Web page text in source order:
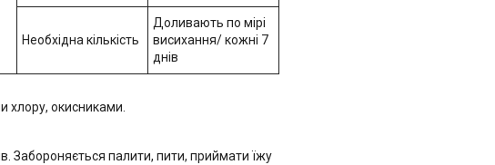
Необхідна кількість
Доливають по мірі
висихання/ кожні 7
днів
хлору, окисниками.
Забороняється палити, пити, приймати їжу